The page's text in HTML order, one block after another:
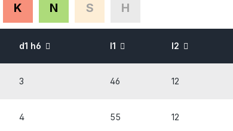
K N S H
d1 h6 l1 l2
3 46 12
4 55 12